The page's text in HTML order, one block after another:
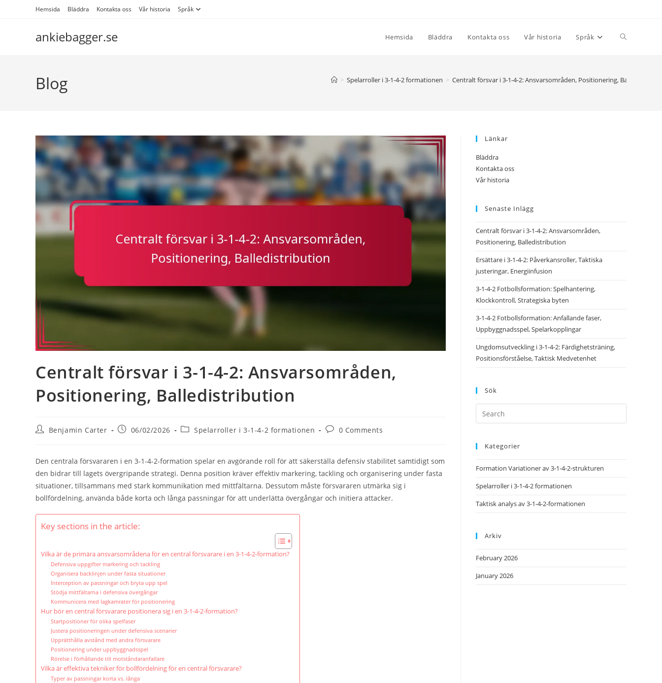
Hemsida Bläddra Kontakta oss Vår historia Språk
ankiebagger.se Hemsida Bläddra Kontakta oss Vår historia Språk Toggle
Blog > Spelarroller i 3-1-4-2 formationen > Centralt försvar i 3-1-4-2: Ansvarsområden, Positionering,
Centralt försvar i 3-1-4-2: Ansvarsområden,
Positionering, Balledistribution
PostBenjamin Carter
Post06/02/2026
PostSpelarroller i 3-1-4-2 formationen
Post0 Comments
Den centrala försvararen i en 3-1-4-2-formation spelar en avgörande roll för att säkerställa defensiv stabilitet samtidigt som
den bidrar till lagets övergripande strategi. Denna position kräver effektiv markering, tackling och organisering under fasta
situationer, tillsammans med stark kommunikation med mittfältarna. Dessutom måste försvararen utmärka sig i
bollfördelning, använda både korta och långa passningar för att underlätta övergångar och initiera attacker.
Key sections in the article:
Vilka är de primära ansvarsområdena för en central försvarare i en 3-1-4-2-formation?
Defensiva uppgifter markering och tackling
Organisera backlinjen under fasta situationer
Interception av passningar och bryta upp spel
Stödja mittfältarna i defensiva övergångar
Kommunicera med lagkamrater för positionering
Hur bör en central försvarare positionera sig i en 3-1-4-2-formation?
Startpositioner för olika spelfaser
Justera positioneringen under defensiva scenarier
Upprätthålla avstånd med andra försvarare
Positionering under uppbyggnadsspel
Rörelse i förhållande till motståndaranfallare
Vilka är effektiva tekniker för bollfördelning för en central försvarare?
Typer av passningar korta vs. långa
Länkar
Bläddra
Kontakta oss
Vår historia
Senaste Inlägg
Centralt försvar i 3-1-4-2: Ansvarsområden,
Positionering, Balledistribution
Ersättare i 3-1-4-2: Påverkansroller, Taktiska
justeringar, Energiinfusion
3-1-4-2 Fotbollsformation: Spelhantering,
Klockkontroll, Strategiska byten
3-1-4-2 Fotbollsformation: Anfallande faser,
Uppbyggnadsspel, Spelarkopplingar
Ungdomsutveckling i 3-1-4-2: Färdighetsträning,
Positionsförståelse, Taktisk Medvetenhet
Sök
Kategorier
Formation Variationer av 3-1-4-2-strukturen
Spelarroller i 3-1-4-2 formationen
Taktisk analys av 3-1-4-2-formationen
Arkiv
February 2026
January 2026